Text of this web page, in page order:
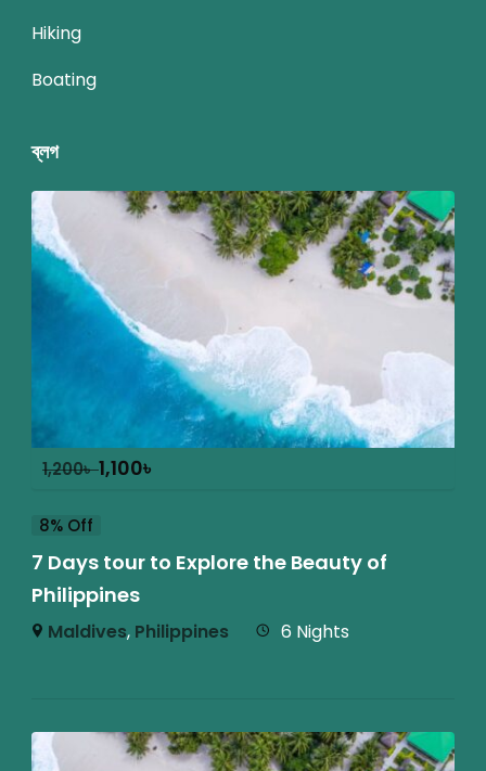
Hiking
Boating
ব্লগ
1,200৳1,100৳
8% Off
7 Days tour to Explore the Beauty of
Philippines
Maldives, Philippines 6 Nights